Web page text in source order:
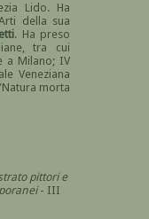
Lido. Ha
della sua
. Ha preso
tra cui
a Milano; IV
Veneziana
morta
pittori e
- III